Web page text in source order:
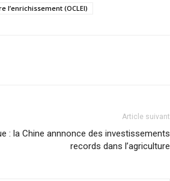
l’enrichissement (OCLEI)
Article suivant
: la Chine annnonce des investissements
records dans l’agriculture